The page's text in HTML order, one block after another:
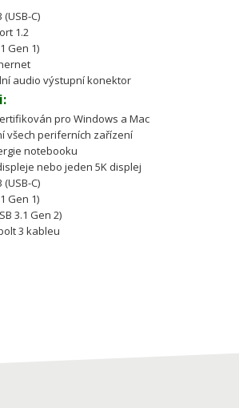
C)
1.2
Gen 1)
audio výstupní konektor
pro Windows a Mac
všech periferních zařízení
notebooku
nebo jeden 5K displej
C)
Gen 1)
3.1 Gen 2)
3 kableu